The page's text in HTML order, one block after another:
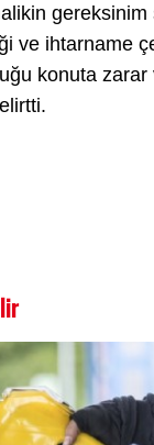
gereksinim
ve ihtarname
konuta